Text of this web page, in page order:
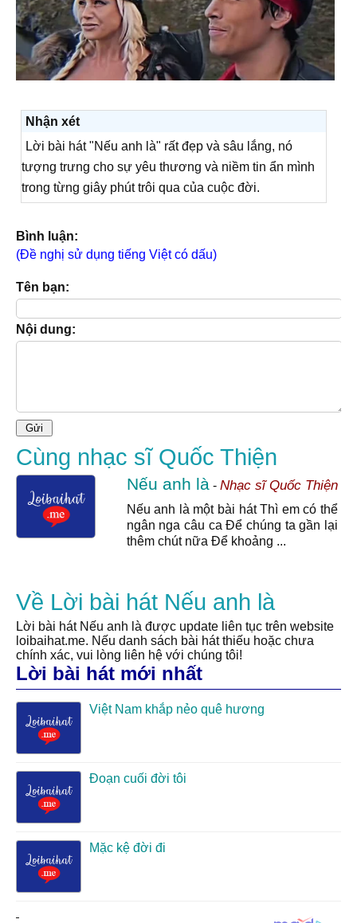
Nhận xét
Lời bài hát "Nếu anh là" rất đẹp và sâu lắng, nó
tượng trưng cho sự yêu thương và niềm tin ẩn mình
trong từng giây phút trôi qua của cuộc đời.
Bình luận:
(Đề nghị sử dụng tiếng Việt có dấu)
Tên bạn:
Nội dung:
Cùng nhạc sĩ Quốc Thiện
Nếu anh là- Nhạc sĩ Quốc Thiện
Nếu anh là một bài hát Thì em có thể
ngân nga câu ca Để chúng ta gần lại
thêm chút nữa Để khoảng ...
Về Lời bài hát Nếu anh là
Lời bài hát Nếu anh là được update liên tục trên website
loibaihat.me. Nếu danh sách bài hát thiếu hoặc chưa
chính xác, vui lòng liên hệ với chúng tôi!
Lời bài hát mới nhất
Việt Nam khắp nẻo quê hương
Đoạn cuối đời tôi
Mặc kệ đời đi